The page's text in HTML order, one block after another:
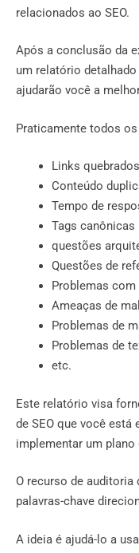
relacionados ao SEO.
Após a conclusão da
um relatório
ajudarão você a
Praticamente todos
Links
Conteúdo
Tempo de
Tags canônicas
questões
Questões de
Problemas
Ameaças de
Problemas de
Problemas de
etc.
Este relatório visa
de SEO que você está
implementar um
O recurso de
palavras-chave
A ideia é ajudá-lo a